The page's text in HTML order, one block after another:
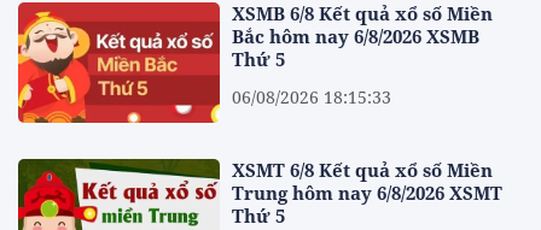
XSMB 6/8 Kết quả xổ số Miền
Bắc hôm nay 6/8/2026 XSMB
Thứ 5
06/08/2026 18:15:33
XSMT 6/8 Kết quả xổ số Miền
Trung hôm nay 6/8/2026 XSMT
Thứ 5